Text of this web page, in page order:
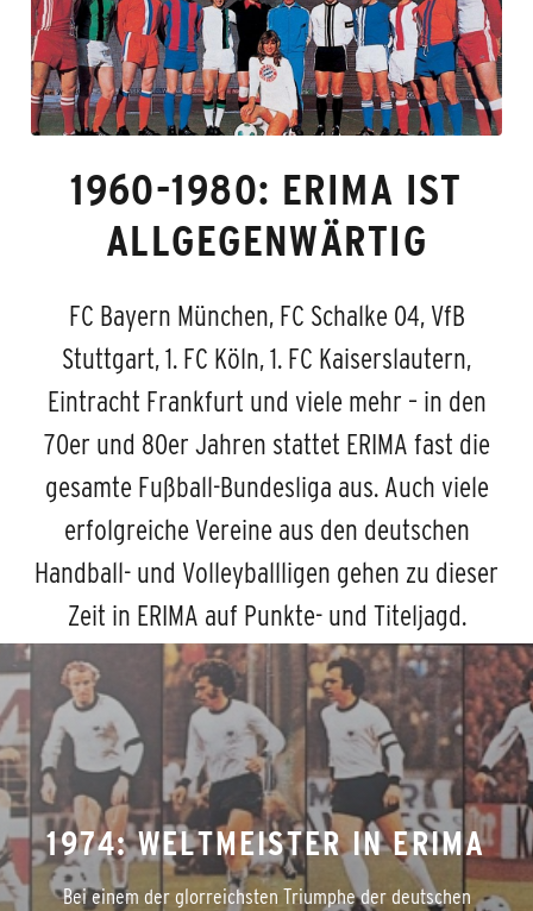
1960-1980: ERIMA IST
ALLGEGENWÄRTIG
FC Bayern München, FC Schalke 04, VfB
Stuttgart, 1. FC Köln, 1. FC Kaiserslautern,
Eintracht Frankfurt und viele mehr – in den
70er und 80er Jahren stattet ERIMA fast die
gesamte Fußball-Bundesliga aus. Auch viele
erfolgreiche Vereine aus den deutschen
Handball- und Volleyballligen gehen zu dieser
Zeit in ERIMA auf Punkte- und Titeljagd.
1974: WELTMEISTER IN ERIMA
Bei einem der glorreichsten Triumphe der deutschen